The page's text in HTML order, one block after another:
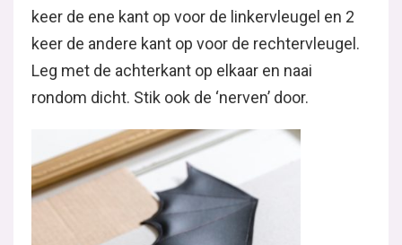
keer de ene kant op voor de linkervleugel en 2
keer de andere kant op voor de rechtervleugel.
Leg met de achterkant op elkaar en naai
rondom dicht. Stik ook de ‘nerven’ door.